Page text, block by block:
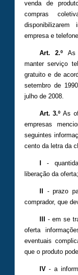
venda de
compras
empresa e
Art. 2.º As
manter serviço
gratuito e de
setembro de
julho de 2008.
Art. 3.º As
empresas
seguintes
cento da letra da
-
liberação da oferta;
- prazo
comprador, que
- em se
oferta
eventuais
que o produto
IV- a